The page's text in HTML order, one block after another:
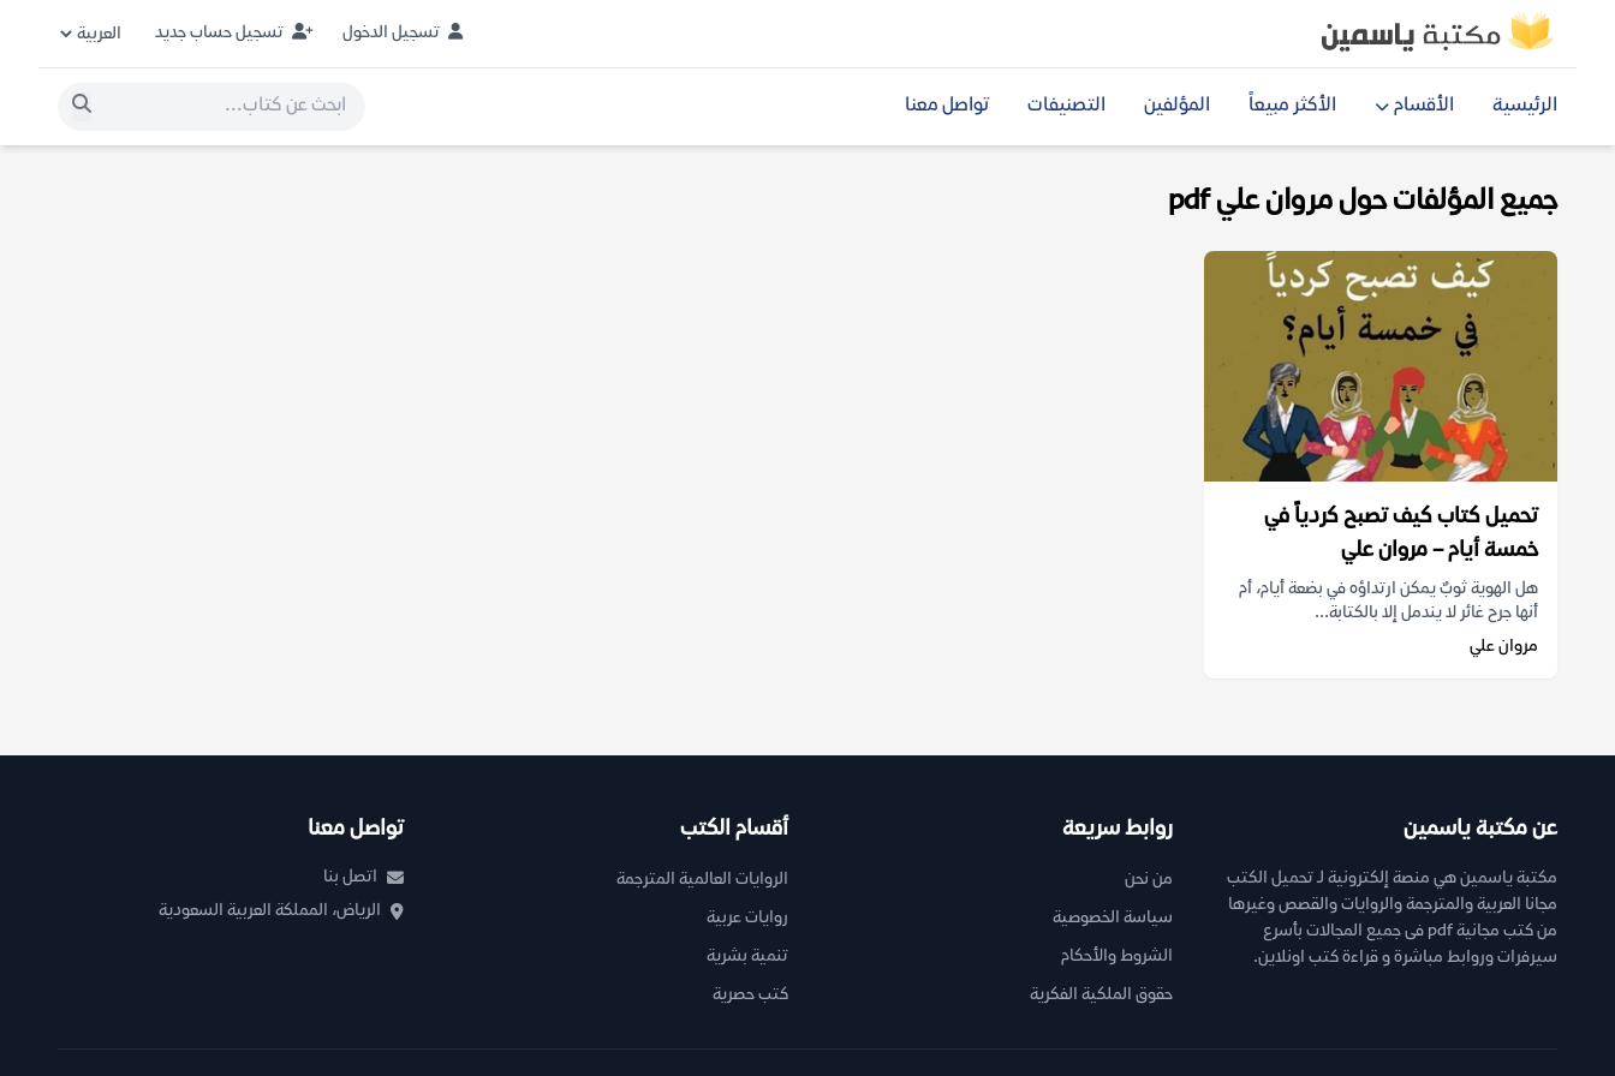
تسجيل الدخول تسجيل حساب جديد
الرئيسية الأقسام الأكثر مبيعاً المؤلفين التصنيفات تواصل معنا
جميع المؤلفات حول مروان علي pdf
تحميل كتاب كيف تصبح كردياً في
خمسة أيام – مروان علي
هل الهوية ثوبٌ يمكن ارتداؤه في بضعة أيام، أم
أنها جرح غائر لا يندمل إلا بالكتابة...
مروان علي
عن مكتبة ياسمين
مكتبة ياسمين هي منصة إلكترونية لـ تحميل الكتب
مجانا العربية والمترجمة والروايات والقصص وغيرها
من كتب مجانية pdf فى جميع المجالات بأسرع
سيرفرات وروابط مباشرة و قراءة كتب اونلاين.
روابط سريعة
من نحن
سياسة الخصوصية
الشروط والأحكام
حقوق الملكية الفكرية
أقسام الكتب
الروايات العالمية المترجمة
روايات عربية
تنمية بشرية
كتب حصرية
تواصل معنا
اتصل بنا
الرياض، المملكة العربية السعودية